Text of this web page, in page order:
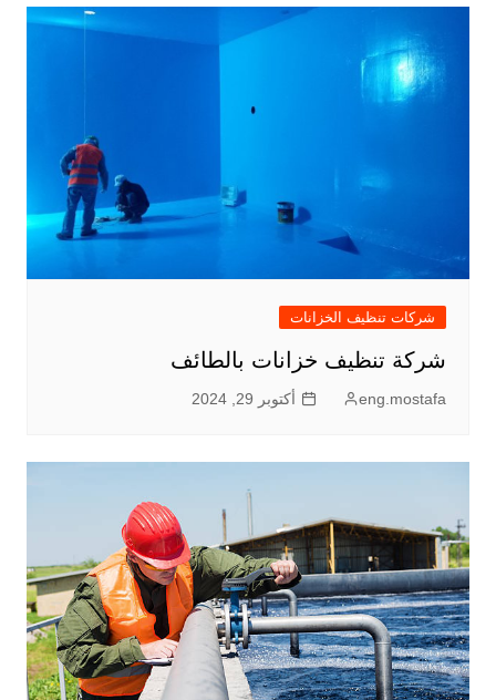
شركات تنظيف الخزانات
شركة تنظيف خزانات بالطائف
eng.mostafa أكتوبر 29, 2024